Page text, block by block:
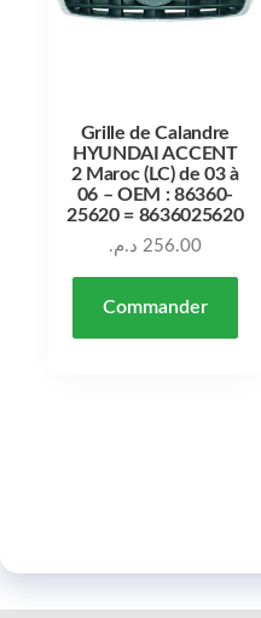
Grille de Calandre
HYUNDAI ACCENT
2 Maroc (LC) de 03 à
06 – OEM : 86360-
25620 = 8636025620
256.00 د.م.
Commander